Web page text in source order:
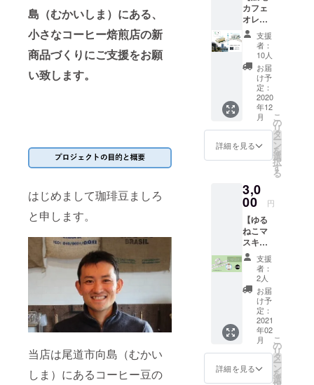
島（むかいしま）にある、
小さなコーヒー焙煎店の新
商品づくりにご支援をお願
い致します。
はじめまして珈琲豆ましろ
と申します。
当店は尾道市向島（むかい
しま）にあるコーヒー豆の
切なかった
ため、一か
ら仕入れ業
者などを開
単身でラオ
スやハワイ
のコーヒー
農園にも出
向くなど、
コーヒーの
に努めた。
そして2017
年春、縁の
無い尾道に
移住し、同
年12月に尾
道むかいし
まに【珈琲
豆ましろ】
を創業。
2020年12月
年。
は、配
送料金
及び梱
包資材
費用等
が含ま
れてい
ます。
※配送方
法はお
選び頂
ん。
ともご
ざいま
す。 ※
発送は
２０２
１年１
～２月
頃を予
定して
おりま
す。 ※
金額に
は、配
包資材
費用等
が含ま
れてい
ます。
※配送方
法はお
選び頂
けませ
ん。
コー
ヒーの2
種類に
つい
て、ご
希望が
あれ
ば、備
考欄に
ご記入
くださ
い。 ご
希望が
類は当
店おま
かせで
お届け
しま
す。 ご
希望例
ちょっ
と酸味
に寄っ
てる
コー
ヒー2種
・バラ
ンス取
れた
カフェ
オレ
ベー
ス 2種
類コー
ス】 ●
リター
ン品 ①
広電カ
フェオ
レベー
ス 加
糖
「GRE
EN
LEX」
（1004
形） 1
本 ②広
電カ
フェオ
レベー
ス 加
糖「東
山」
（1901
形） 1
は、カ
フェイ
ンレス
コー
支援
者：
10人
お届
け予
定：
2020
年12
月
詳細を見る
こ
の
リ
タ
ー
ン
を
選
択
す
る
3,0
00 円
【ゆる
ねこマ
スキン
グテー
プ10個
コー
ス】 ●
リター
ン品 ①
ゆるね
こマス
キング
テー
プ 10
個 サイ
支援
者：
2人
お届
け予
定：
2021
年02
月
詳細を見る
こ
の
リ
タ
ー
ン
を
選